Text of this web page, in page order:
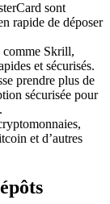
sont
rapide de déposer
comme Skrill,
et sécurisés.
prendre plus de
sécurisée pour
et d’autres